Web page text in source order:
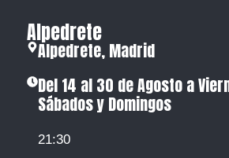
Alpedrete
Alpedrete, Madrid
Del 14 al 30 de Agosto a
Sábados y Domingos
21:30